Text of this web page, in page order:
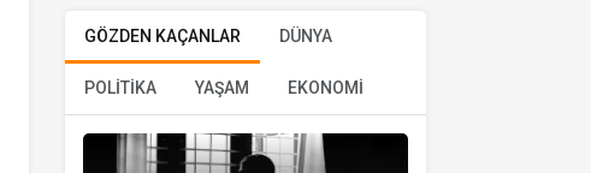
GÖZDEN KAÇANLAR DÜNYA
POLİTİKA YAŞAM EKONOMİ